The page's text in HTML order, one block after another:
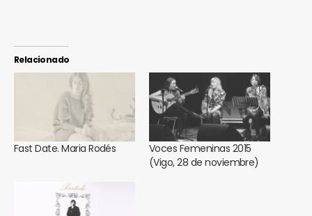
Relacionado
Fast Date. Maria Rodés
Voces Femeninas 2015
(Vigo, 28 de noviembre)